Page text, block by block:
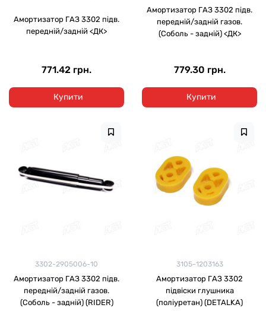
Амортизатор ГАЗ 3302 підв.
передній/задній <ДК>
771.42 грн.
Купити
Амортизатор ГАЗ 3302 підв.
передній/задній газов.
(Соболь - задній) <ДК>
779.30 грн.
Купити
3302-2905006-10
Амортизатор ГАЗ 3302 підв.
передній/задній газов.
(Соболь - задній) (RIDER)
3105-1203163
Амортизатор ГАЗ 3302
підвіски глушника
(поліуретан) (DETALKA)